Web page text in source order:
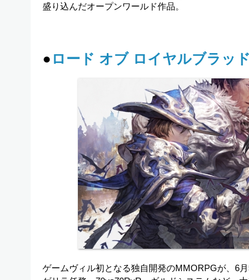
盛り込んだオープンワールド作品。
● ロード オブ ロイヤルブラッド
ゲームヴィル初となる独自開発のMMORPGが、6